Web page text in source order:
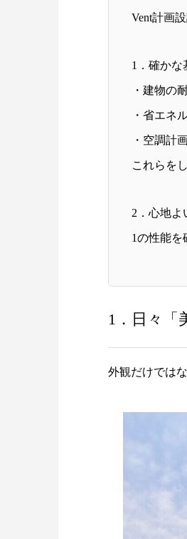
Vent計画
1．確かな
・建物の
・省エネ
・空調計
これらを
2．心地よ
1の性能を
1．日々「
外観だけでは